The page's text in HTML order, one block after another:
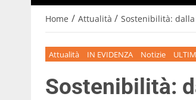
Home / Attualità / Sostenibilità:
Attualità IN EVIDENZA Notizie
Sostenibilità: